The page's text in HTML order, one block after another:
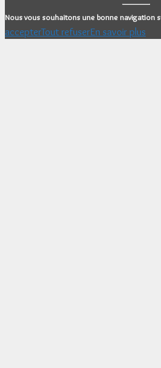
Nous vous souhaitons une bonne
accepterTout refuserEn savoir plus